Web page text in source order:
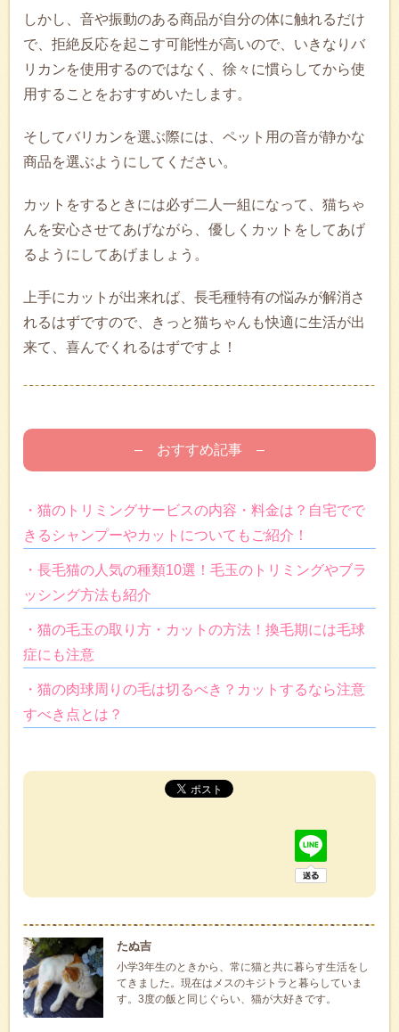
しかし、音や振動のある商品が自分の体に触れるだけ
で、拒絶反応を起こす可能性が高いので、いきなりバ
リカンを使用するのではなく、徐々に慣らしてから使
用することをおすすめいたします。
そしてバリカンを選ぶ際には、ペット用の音が静かな
商品を選ぶようにしてください。
カットをするときには必ず二人一組になって、猫ちゃ
んを安心させてあげながら、優しくカットをしてあげ
るようにしてあげましょう。
上手にカットが出来れば、長毛種特有の悩みが解消さ
れるはずですので、きっと猫ちゃんも快適に生活が出
来て、喜んでくれるはずですよ！
– おすすめ記事 –
・猫のトリミングサービスの内容・料金は？自宅でで
きるシャンプーやカットについてもご紹介！
・長毛猫の人気の種類10選！毛玉のトリミングやブラ
ッシング方法も紹介
・猫の毛玉の取り方・カットの方法！換毛期には毛球
症にも注意
・猫の肉球周りの毛は切るべき？カットするなら注意
すべき点とは？
たぬ吉
小学3年生のときから、常に猫と共に暮らす生活をし
てきました。現在はメスのキジトラと暮らしていま
す。3度の飯と同じぐらい、猫が大好きです。